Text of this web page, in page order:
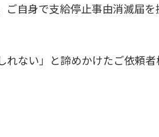
自身で支給停止事由消滅届
ない」と諦めかけたご依頼